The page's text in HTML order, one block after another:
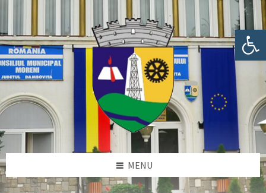
Deschide bara de unelte
sidebar
sidebar
MENU